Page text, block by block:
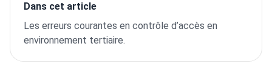
Dans cet article
Les erreurs courantes en contrôle d’accès en
environnement tertiaire.